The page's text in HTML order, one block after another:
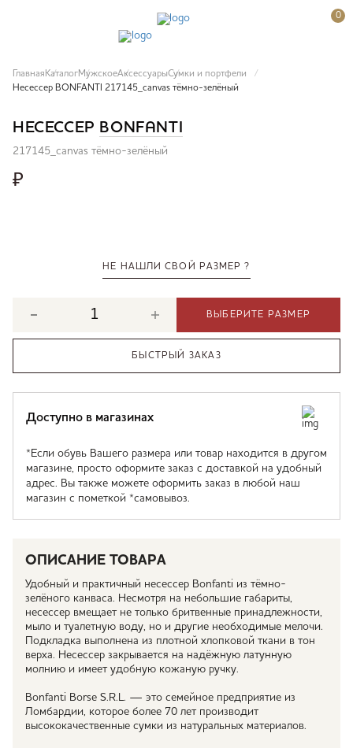
0
Главная КаталогМужскоеАксессуарыСумки и портфели
Несессер BONFANTI 217145_canvas тёмно-зелёный
НЕСЕССЕР BONFANTI
217145_canvas тёмно-зелёный
₽
НЕ НАШЛИ СВОЙ РАЗМЕР ?
ВЫБЕРИТЕ РАЗМЕР
БЫСТРЫЙ ЗАКАЗ
Доступно в магазинах
*Если обувь Вашего размера или товар находится в другом
магазине, просто оформите заказ с доставкой на удобный
адрес. Вы также можете оформить заказ в любой наш
магазин с пометкой *самовывоз.
ОПИСАНИЕ ТОВАРА
Удобный и практичный несессер Bonfanti из тёмно-
зелёного канваса. Несмотря на небольшие габариты,
несессер вмещает не только бритвенные принадлежности,
мыло и туалетную воду, но и другие необходимые мелочи.
Подкладка выполнена из плотной хлопковой ткани в тон
верха. Несессер закрывается на надёжную латунную
молнию и имеет удобную кожаную ручку.
Bonfanti Borse S.R.L. — это семейное предприятие из
Ломбардии, которое более 70 лет производит
высококачественные сумки из натуральных материалов.